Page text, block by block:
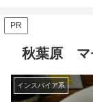
PR
秋葉原 マ
インスパイア系